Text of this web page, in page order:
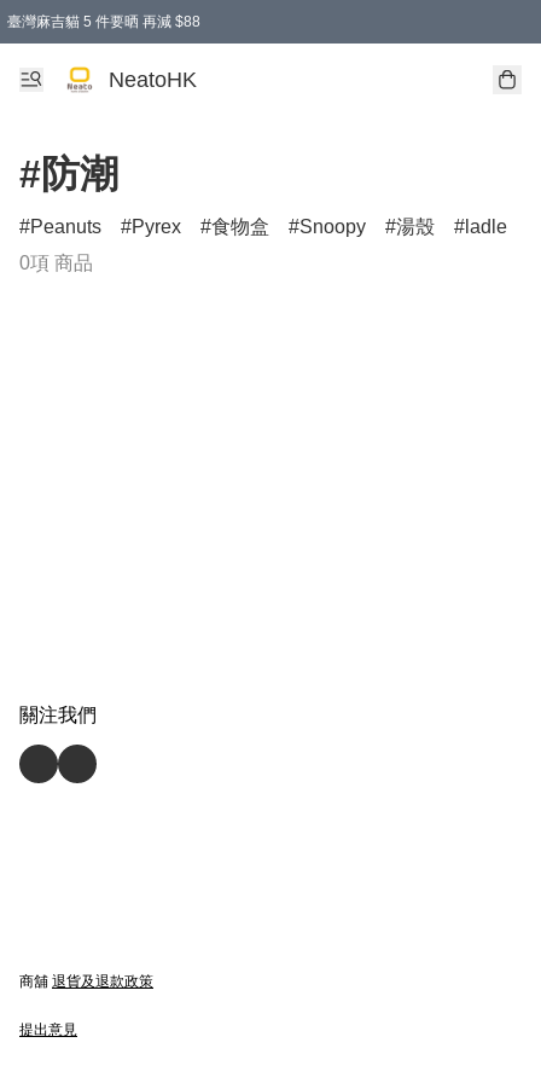
臺灣麻吉貓 5 件要晒 再減 $88
消費即享全單 95 折優惠！
購物滿 HKD 300.00即享免運費優惠！（適用於 特定的送貨方式 )
買麻吉貓廚具套裝免運費
寄送台灣運費滿HKD300 減 HKD50 優惠（不適用於儲物用品及傢俬）
NeatoHK
#防潮
Peanuts Pyrex 食物盒 Snoopy 湯殼 ladle
0項 商品
關注我們
商舖 退貨及退款政策
提出意見